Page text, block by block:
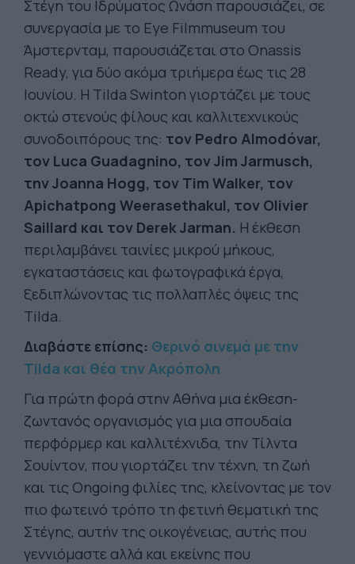
Στέγη του Ιδρύματος Ωνάση παρουσιάζει, σε
συνεργασία με το Eye Filmmuseum του
Άμστερνταμ, παρουσιάζεται στο Onassis
Ready, για δύο ακόμα τριήμερα έως τις 28
Ιουνίου. Η Tilda Swinton γιορτάζει με τους
οκτώ στενούς φίλους και καλλιτεχνικούς
συνοδοιπόρους της: τον Pedro Almodóvar,
τον Luca Guadagnino, τον Jim Jarmusch,
την Joanna Hogg, τον Tim Walker, τον
Apichatpong Weerasethakul, τον Olivier
Saillard και τον Derek Jarman. Η έκθεση
περιλαμβάνει ταινίες μικρού μήκους,
εγκαταστάσεις και φωτογραφικά έργα,
ξεδιπλώνοντας τις πολλαπλές όψεις της
Tilda.
Διαβάστε επίσης: Θερινό σινεμά με την
Tilda και θέα την Ακρόπολη
Για πρώτη φορά στην Αθήνα μια έκθεση-
ζωντανός οργανισμός για μια σπουδαία
περφόρμερ και καλλιτέχνιδα, την Τίλντα
Σουίντον, που γιορτάζει την τέχνη, τη ζωή
και τις Ongoing φιλίες της, κλείνοντας με τον
πιο φωτεινό τρόπο τη φετινή θεματική της
Στέγης, αυτήν της οικογένειας, αυτής που
γεννιόμαστε αλλά και εκείνης που